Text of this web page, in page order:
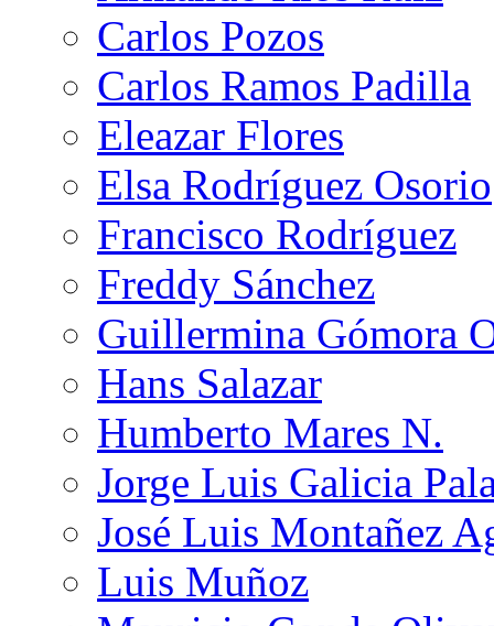
Carlos Pozos
Carlos Ramos Padilla
Eleazar Flores
Elsa Rodríguez Osorio
Francisco Rodríguez
Freddy Sánchez
Guillermina Gómora
Hans Salazar
Humberto Mares N.
Jorge Luis Galicia
José Luis Montañez
Luis Muñoz